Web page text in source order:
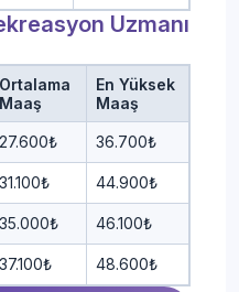
Uzmanı
Ortalama
Maaş
En Yüksek
Maaş
27.600₺ 36.700₺
31.100₺ 44.900₺
35.000₺ 46.100₺
37.100₺ 48.600₺